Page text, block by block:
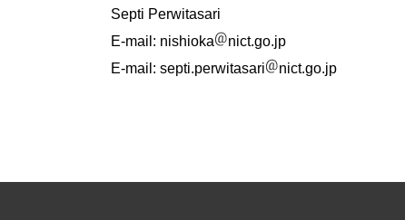
Septi Perwitasari
E-mail: nishioka
nict.go.jp
E-mail: septi.perwitasari nict.go.jp